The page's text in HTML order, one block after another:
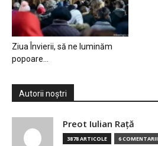
Ziua Învierii, să ne luminăm
popoare…
Autorii noștri
Preot Iulian Raţă
3878 ARTICOLE 6 COMENTARII